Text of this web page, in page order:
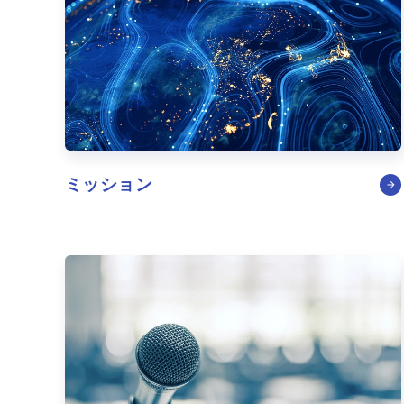
ミッション